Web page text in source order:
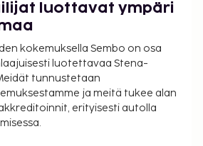
per majoitustila per yö
kaikki majoituspaikan meille
vuoksi käteismaksut
500 EUR:n suuruista summaa
Saat lisätietoja asiasta
luottavat ympäri
kokemuksella Sembo on osa
luotettavaa Stena-
tunnustetaan
ja meitä tukee alan
erityisesti autolla